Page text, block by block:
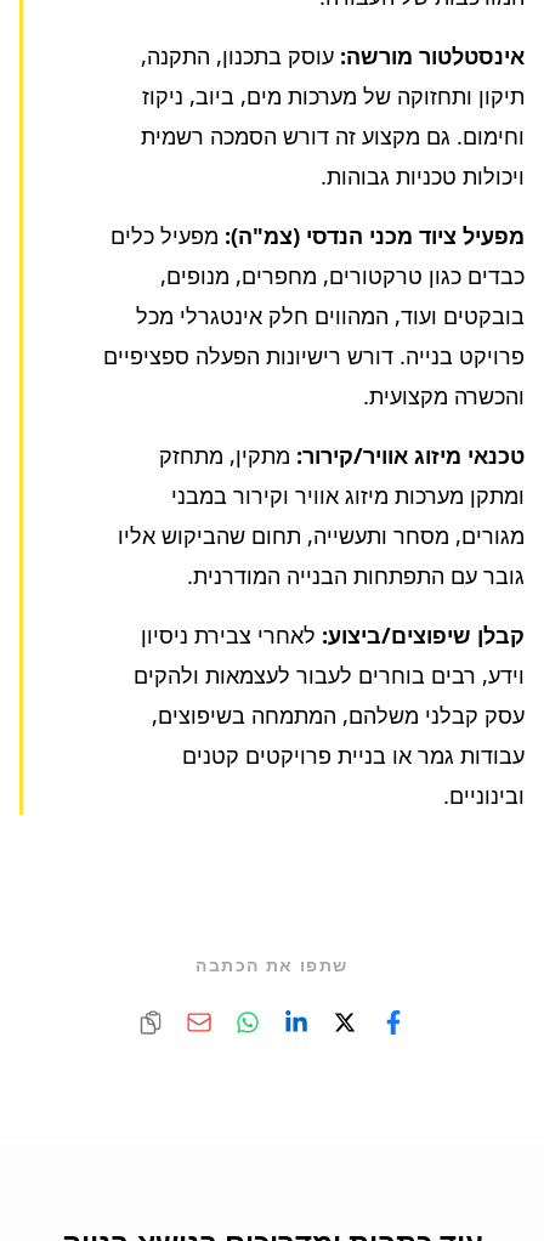
אינסטלטור מורשה: עוסק בתכנון, התקנה,
תיקון ותחזוקה של מערכות מים, ביוב, ניקוז
וחימום. גם מקצוע זה דורש הסמכה רשמית
ויכולות טכניות גבוהות.
מפעיל ציוד מכני הנדסי (צמ"ה): מפעיל כלים
כבדים כגון טרקטורים, מחפרים, מנופים,
בובקטים ועוד, המהווים חלק אינטגרלי מכל
פרויקט בנייה. דורש רישיונות הפעלה ספציפיים
והכשרה מקצועית.
טכנאי מיזוג אוויר/קירור: מתקין, מתחזק
ומתקן מערכות מיזוג אוויר וקירור במבני
מגורים, מסחר ותעשייה, תחום שהביקוש אליו
גובר עם התפתחות הבנייה המודרנית.
קבלן שיפוצים/ביצוע: לאחרי צבירת ניסיון
וידע, רבים בוחרים לעבור לעצמאות ולהקים
עסק קבלני משלהם, המתמחה בשיפוצים,
עבודות גמר או בניית פרויקטים קטנים
ובינוניים.
שתפו את הכתבה